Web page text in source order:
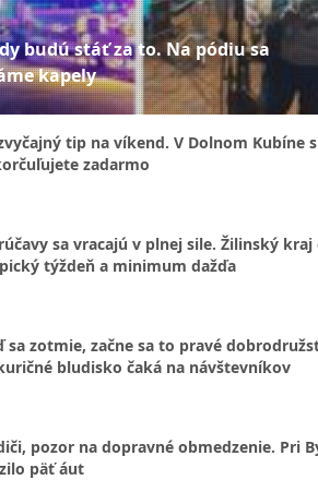
budú stáť za to. Na pódiu sa
kapely
tip na víkend. V Dolnom Kubíne
zadarmo
sa vracajú v plnej sile. Žilinský kraj
týždeň a minimum dažďa
sa zotmie, začne sa to pravé
bludisko čaká na návštevníkov
pozor na dopravné obmedzenie. Pri
päť áut